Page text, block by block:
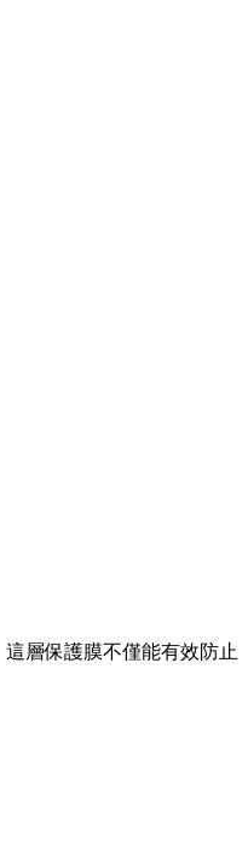
層保護膜不僅能有效防止